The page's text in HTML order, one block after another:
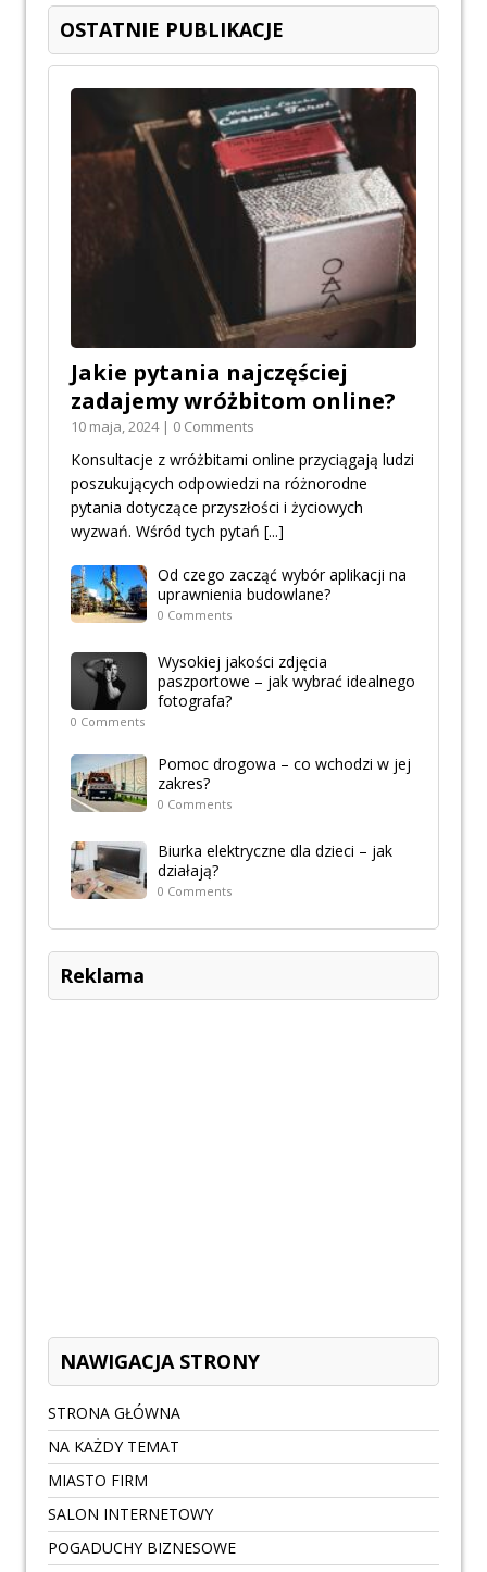
OSTATNIE PUBLIKACJE
Jakie pytania najczęściej
zadajemy wróżbitom online?
10 maja, 2024 | 0 Comments
Konsultacje z wróżbitami online przyciągają ludzi
poszukujących odpowiedzi na różnorodne
pytania dotyczące przyszłości i życiowych
wyzwań. Wśród tych pytań [...]
Od czego zacząć wybór aplikacji na
uprawnienia budowlane?
0 Comments
Wysokiej jakości zdjęcia
paszportowe – jak wybrać idealnego
fotografa?
0 Comments
Pomoc drogowa – co wchodzi w jej
zakres?
0 Comments
Biurka elektryczne dla dzieci – jak
działają?
0 Comments
Reklama
NAWIGACJA STRONY
STRONA GŁÓWNA
NA KAŻDY TEMAT
MIASTO FIRM
SALON INTERNETOWY
POGADUCHY BIZNESOWE